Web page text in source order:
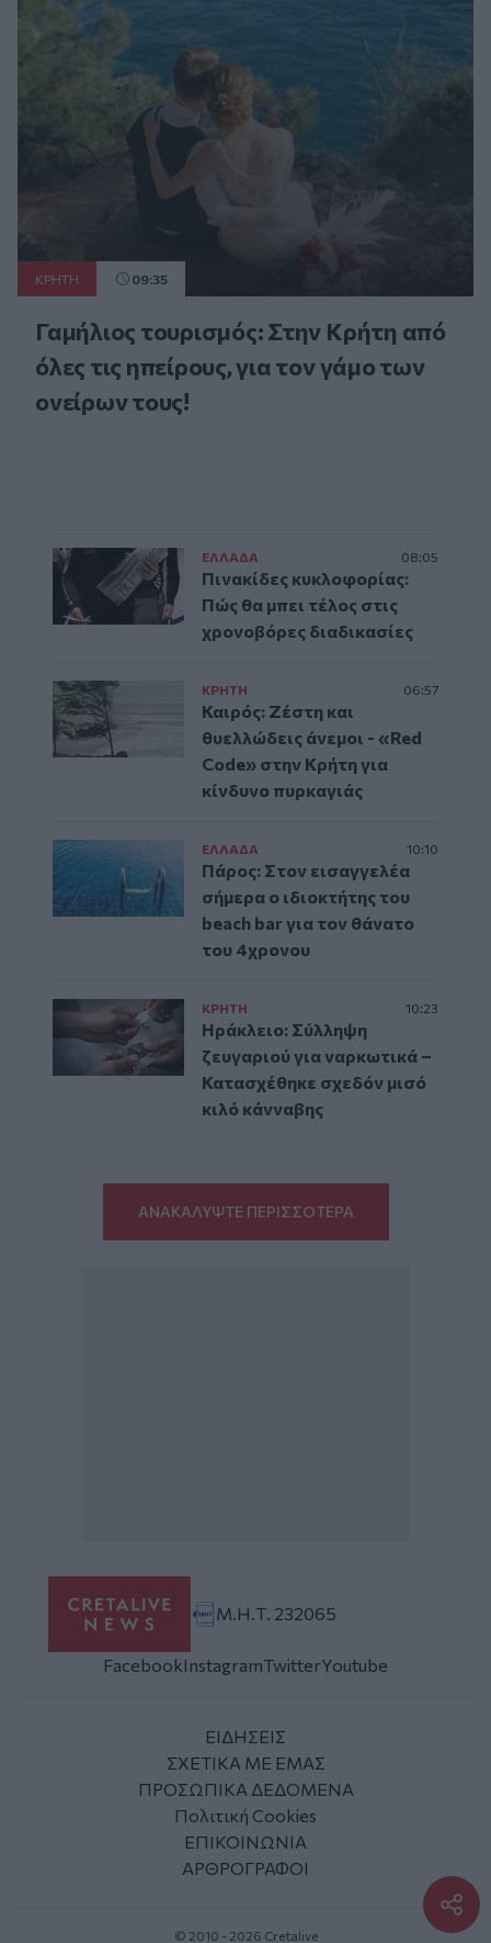
ΚΡΗΤΗ 09:35
Γαμήλιος τουρισμός: Στην Κρήτη από
όλες τις ηπείρους, για τον γάμο των
ονείρων τους!
ΕΛΛAΔΑ 08:05
Πινακίδες κυκλοφορίας:
Πώς θα μπει τέλος στις
χρονοβόρες διαδικασίες
ΚΡΗΤΗ 06:57
Καιρός: Ζέστη και
θυελλώδεις άνεμοι - «Red
Code» στην Κρήτη για
κίνδυνο πυρκαγιάς
ΕΛΛAΔΑ 10:10
Πάρος: Στον εισαγγελέα
σήμερα ο ιδιοκτήτης του
beach bar για τον θάνατο
του 4χρονου
ΚΡΗΤΗ 10:23
Ηράκλειο: Σύλληψη
ζευγαριού για ναρκωτικά –
Κατασχέθηκε σχεδόν μισό
κιλό κάνναβης
ΑΝΑΚΑΛΥΨΤΕ ΠΕΡΙΣΣΟΤΕΡΑ
Μ.Η.Τ. 232065
FacebookInstagramTwitterYoutube
ΕΙΔΗΣΕΙΣ
ΣΧΕΤΙΚΑ ΜΕ ΕΜΑΣ
ΠΡΟΣΩΠΙΚΑ ΔΕΔΟΜΕΝΑ
Πολιτική Cookies
ΕΠΙΚΟΙΝΩΝΙΑ
ΑΡΘΡΟΓΡΑΦΟΙ
© 2010 - 2026 Cretalive